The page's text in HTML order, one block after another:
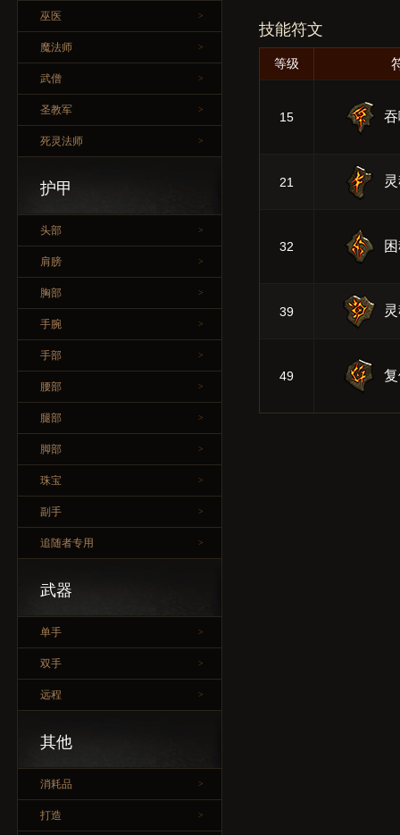
巫医 >
魔法师 >
武僧 >
圣教军 >
死灵法师 >
护甲
头部 >
肩膀 >
胸部 >
手腕 >
手部 >
腰部 >
腿部 >
脚部 >
珠宝 >
副手 >
追随者专用 >
武器
单手 >
双手 >
远程 >
其他
消耗品 >
打造 >
技能符文
等级
15
21
32
39
49